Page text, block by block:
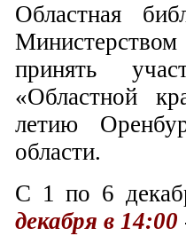
Областная
принять
«Областной
летию
области.
С 1 по 6
декабря в 14:00